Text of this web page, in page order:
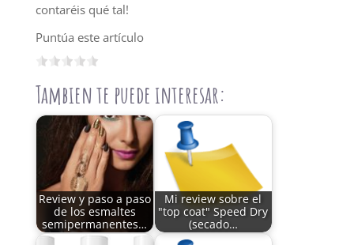
contaréis qué tal!
Puntúa este artículo
Tambien te puede interesar:
Review y paso a paso
de los esmaltes
semipermanentes…
Mi review sobre el
"top coat" Speed Dry
(secado…